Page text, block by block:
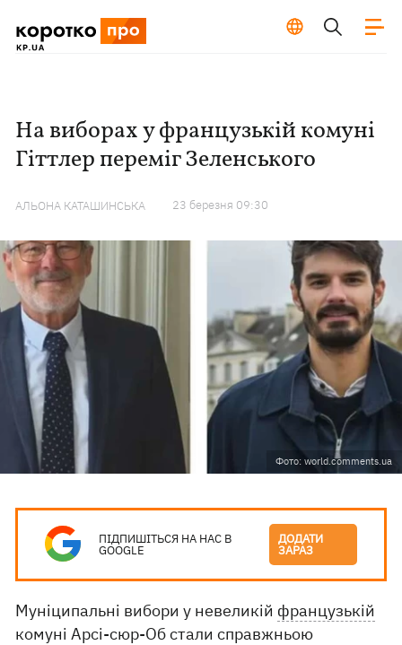
На виборах у французькій комуні
Гіттлер переміг Зеленського
АЛЬОНА КАТАШИНСЬКА 23 березня 09:30
Фото: world.comments.ua
ПІДПИШІТЬСЯ НА НАС В
GOOGLE
ДОДАТИ
ЗАРАЗ
Муніципальні вибори у невеликій французькій
комуні Арсі-сюр-Об стали справжньою